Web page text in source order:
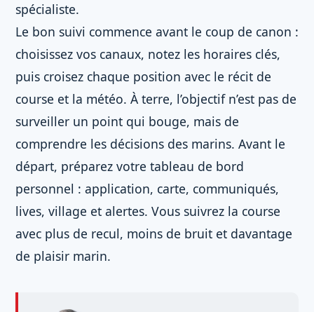
spécialiste.
Le bon suivi commence avant le coup de canon :
choisissez vos canaux, notez les horaires clés,
puis croisez chaque position avec le récit de
course et la météo. À terre, l’objectif n’est pas de
surveiller un point qui bouge, mais de
comprendre les décisions des marins. Avant le
départ, préparez votre tableau de bord
personnel : application, carte, communiqués,
lives, village et alertes. Vous suivrez la course
avec plus de recul, moins de bruit et davantage
de plaisir marin.